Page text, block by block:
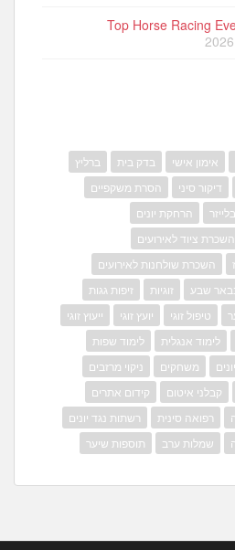
Top Horse Racing
אימון אישי בדק בית
ברליץ
דיקור סיני
הסרת משקפיים
הרחקת יונים
השכרת ציוד לאירועים
השכרת שולחנות לאירועים
שבע זוגיות
זיפות גגות
טיפול זוגי יועץ זוגי
ייעוץ זוגי
לימוד אנגלית
לימוד שפות
משחקים
ניקוי מרזבים
קבלני איטום
קידום אתרים
רפואה סינית
רשתות נגד יונים
שמלות ערב תוספות שיער